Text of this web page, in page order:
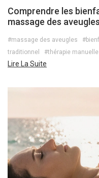
Comprendre les
massage des aveugles
#massage des aveugles
traditionnel
#thérapie manuelle
Lire La Suite